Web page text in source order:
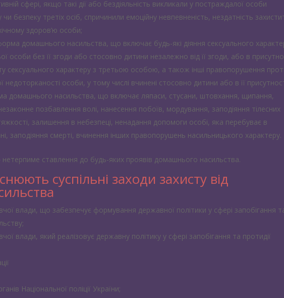
сфері, якщо такі дії або бездіяльність викликали у постраждалої особи
безпеку третіх осіб, спричинили емоційну невпевненість, нездатність
здоров’ю особи;
домашнього насильства, що включає будь-які діяння сексуального
особи без її згоди або стосовно дитини незалежно від її згоди, або в
сексуального характеру з третьою особою, а також інші правопорушення
недоторканості особи, у тому числі вчинені стосовно дитини або в її
домашнього насильства, що включає ляпаси, стусани, штовхання, щипання,
позбавлення волі, нанесення побоїв, мордування, заподіяння тілесних
залишення в небезпеці, ненадання допомоги особі, яка перебуває в
заподіяння смерті, вчинення інших правопорушень насильницького характеру.
ставлення до будь-яких проявів домашнього насильства.
суспільні заходи захисту від
влади, що забезпечує формування державної політики у сфері запобігання
влади, який реалізовує державну політику у сфері запобігання та протидії
Національної поліції України;